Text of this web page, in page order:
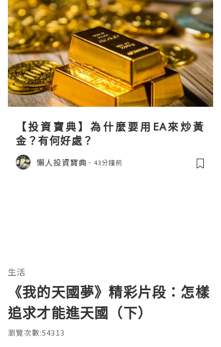
【投資寶典】為什麼要用EA來炒黃
金？有何好處？
懶人投資寶典 43分鐘前
生活
《我的天國夢》精彩片段：怎樣
追求才能進天國（下）
瀏覽次數:54313